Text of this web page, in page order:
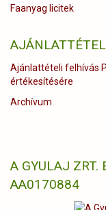
születésnapja
Faanyag licitek
Ajánlattételi felhívás
értékesítésére
Archívum
A GYULAJ ZRT.
AA0170884